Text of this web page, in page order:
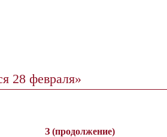
28 февраля»
З (продолжение)